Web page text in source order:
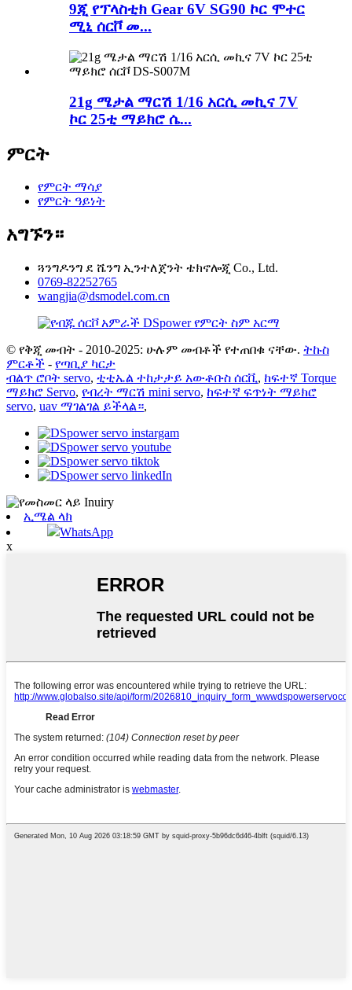
9ጂ የፕላስቲክ Gear 6V SG90 ኮር ሞተር
ሚኒ ሰርቮ መ...
21g ሜታል ማርሽ 1/16 አርሲ መኪና 7V
ኮር 25ቲ ማይክሮ ሴ...
ምርት
የምርት ማሳያ
የምርት ዓይነት
አግኙን።
ጓንግዶንግ ደ ሼንግ ኢንተለጀንት ቴክኖሎጂ Co., Ltd.
0769-82252765
wangjia@dsmodel.com.cn
© የቅጂ መብት - 2010-2025: ሁሉም መብቶች የተጠበቁ ናቸው. ትኩስ
ምርቶች - የጣቢያ ካርታ
ብልጥ ሮቦት servo, ቲቲኤል ተከታታይ አውቶቡስ ሰርቪ, ከፍተኛ Torque
ማይክሮ Servo, የብረት ማርሽ mini servo, ከፍተኛ ፍጥነት ማይክሮ
servo, uav ማገልገል ይችላል።,
ኢሜል ላክ
WhatsApp
x